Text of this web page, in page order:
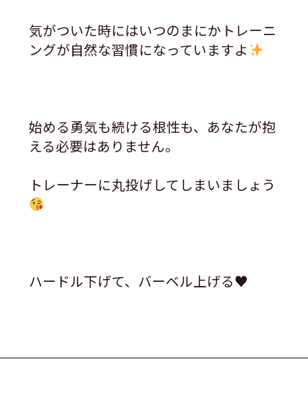
気がついた時にはいつのまにかトレーニ
ングが自然な習慣になっていますよ
始める勇気も続ける根性も、あなたが抱
える必要はありません。
トレーナーに丸投げしてしまいましょう
ハードル下げて、バーベル上げる♥️